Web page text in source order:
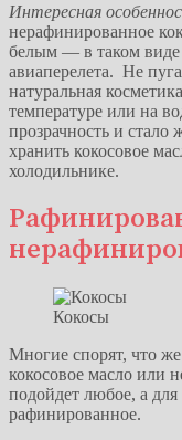
Интересная
нерафинированное
белым — в таком виде
авиаперелета. Не
натуральная
температуре или на
прозрачность и стало
хранить кокосовое
холодильнике.
Кокосы
Многие спорят, что
кокосовое масло или
подойдет любое, а
рафинированное.